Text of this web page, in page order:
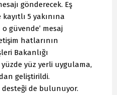
gönderecek. Eş
5 yakınına
güvende’ mesaj
hatlarının
Bakanlığı
yüz yerli uygulama,
geliştirildi.
de bulunuyor.